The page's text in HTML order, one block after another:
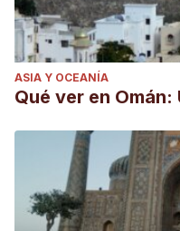
ASIA Y OCEANÍA
Qué ver en